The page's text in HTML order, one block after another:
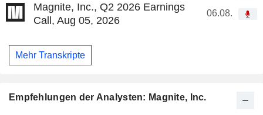
Magnite, Inc., Q2 2026 Earnings
Call, Aug 05, 2026
06.08.
Mehr Transkripte
Empfehlungen der Analysten: Magnite, Inc.